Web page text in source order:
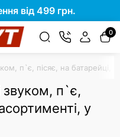
від 499 грн.
0
п`є, пісяє, на батарейці,
звуком, п`є,
у